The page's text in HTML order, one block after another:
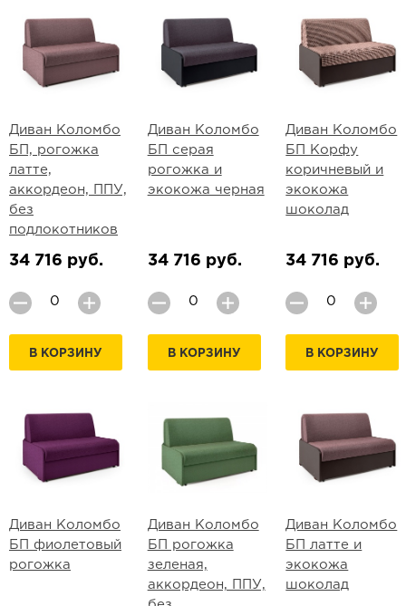
Диван Коломбо
БП, рогожка
латте,
аккордеон, ППУ,
без
подлокотников
34 716 руб.
В КОРЗИНУ
Диван Коломбо
БП серая
рогожка и
экокожа черная
34 716 руб.
В КОРЗИНУ
Диван Коломбо
БП Корфу
коричневый и
экокожа
шоколад
34 716 руб.
В КОРЗИНУ
Диван Коломбо
БП фиолетовый
рогожка
Диван Коломбо
БП рогожка
зеленая,
аккордеон, ППУ,
Диван Коломбо
БП латте и
экокожа
шоколад